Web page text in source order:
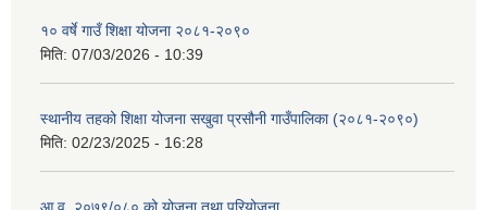
१० वर्षे गाउँ शिक्षा योजना २०८१-२०९०
मिति: 07/03/2026 - 10:39
स्थानीय तहको शिक्षा योजना सखुवा प्रसौनी गाउँपालिका (२०८१-२०९०)
मिति: 02/23/2025 - 16:28